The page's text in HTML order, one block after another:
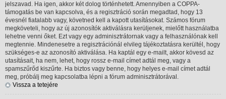
jelszavad. Ha igen, akkor két dolog történhetett. Amennyiben a COPPA-
támogatás be van kapcsolva, és a regisztráció során megadtad, hogy 13
évesnél fiatalabb vagy, követned kell a kapott utasításokat. Számos fórum
megköveteli, hogy az új azonosítók aktiválásra kerüljenek, mielőtt használatba
lehetne venni őket. Ezt vagy egy adminisztrátornak vagy a felhasználónak kell
megtennie. Mindenesetre a regisztrációnál elvileg tájékoztatásra kerültél, hogy
szükséges-e az azonosító aktiválása. Ha kaptál egy e-mailt, akkor kövesd az
utasításait, ha nem, lehet, hogy rossz e-mail címet adtál meg, vagy a
spamszűrőd kiszűrte. Ha biztos vagy benne, hogy helyes e-mail címet adtál
meg, próbálj meg kapcsolatba lépni a fórum adminisztrátorával.
Vissza a tetejére